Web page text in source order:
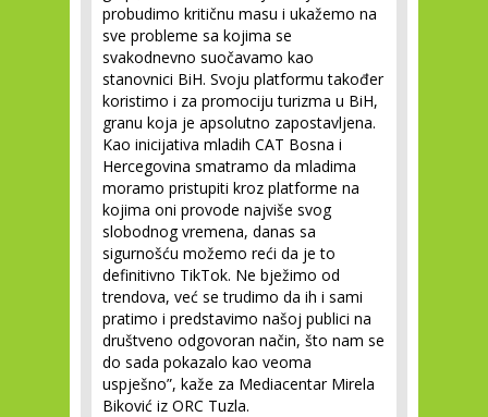
probudimo kritičnu masu i ukažemo na
sve probleme sa kojima se
svakodnevno suočavamo kao
stanovnici BiH. Svoju platformu također
koristimo i za promociju turizma u BiH,
granu koja je apsolutno zapostavljena.
Kao inicijativa mladih CAT Bosna i
Hercegovina smatramo da mladima
moramo pristupiti kroz platforme na
kojima oni provode najviše svog
slobodnog vremena, danas sa
sigurnošću možemo reći da je to
definitivno TikTok. Ne bježimo od
trendova, već se trudimo da ih i sami
pratimo i predstavimo našoj publici na
društveno odgovoran način, što nam se
do sada pokazalo kao veoma
uspješno”, kaže za Mediacentar Mirela
Biković iz ORC Tuzla.